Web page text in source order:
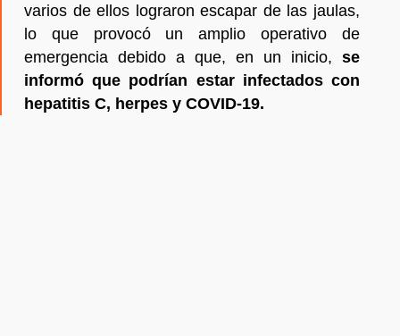
varios de ellos lograron escapar de las jaulas,
lo que provocó un amplio operativo de
emergencia debido a que, en un inicio, se
informó que podrían estar infectados con
hepatitis C, herpes y COVID-19.